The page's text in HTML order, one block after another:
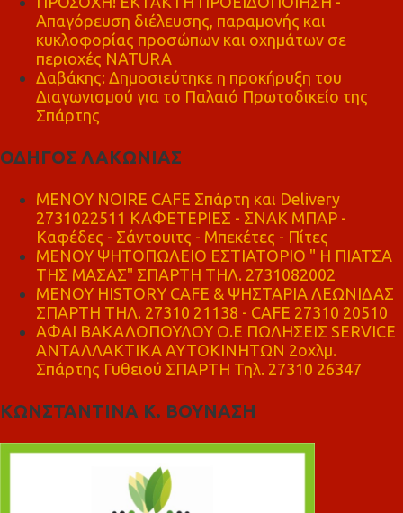
Απαγόρευση διέλευσης, παραμονής και
κυκλοφορίας προσώπων και οχημάτων σε
περιοχές NATURA
Δαβάκης: Δημοσιεύτηκε η προκήρυξη του
Διαγωνισμού για το Παλαιό Πρωτοδικείο της
Σπάρτης
ΟΔΗΓΟΣ ΛΑΚΩΝΙΑΣ
MENOY NOIRE CAFE Σπάρτη και Delivery
2731022511 ΚΑΦΕΤΕΡΙΕΣ - ΣΝΑΚ ΜΠΑΡ -
Καφέδες - Σάντουιτς - Μπεκέτες - Πίτες
ΜΕΝΟΥ ΨΗΤΟΠΩΛΕΙΟ ΕΣΤΙΑΤΟΡΙΟ " Η ΠΙΑΤΣΑ
ΤΗΣ ΜΑΣΑΣ" ΣΠΑΡΤΗ ΤΗΛ. 2731082002
ΜΕΝΟΥ HISTORY CAFE & ΨΗΣΤΑΡΙΑ ΛΕΩΝΙΔΑΣ
ΣΠΑΡΤΗ ΤΗΛ. 27310 21138 - CAFE 27310 20510
ΑΦΑΙ ΒΑΚΑΛΟΠΟΥΛΟΥ Ο.Ε ΠΩΛΗΣΕΙΣ SERVICE
ΑΝΤΑΛΛΑΚΤΙΚΑ ΑΥΤΟΚΙΝΗΤΩΝ 2οχλμ.
Σπάρτης Γυθειού ΣΠΑΡΤΗ Τηλ. 27310 26347
ΚΩΝΣΤΑΝΤΙΝΑ Κ. ΒΟΥΝΑΣΗ